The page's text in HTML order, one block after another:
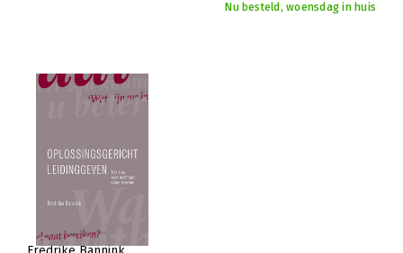
Nu besteld, woensdag in huis